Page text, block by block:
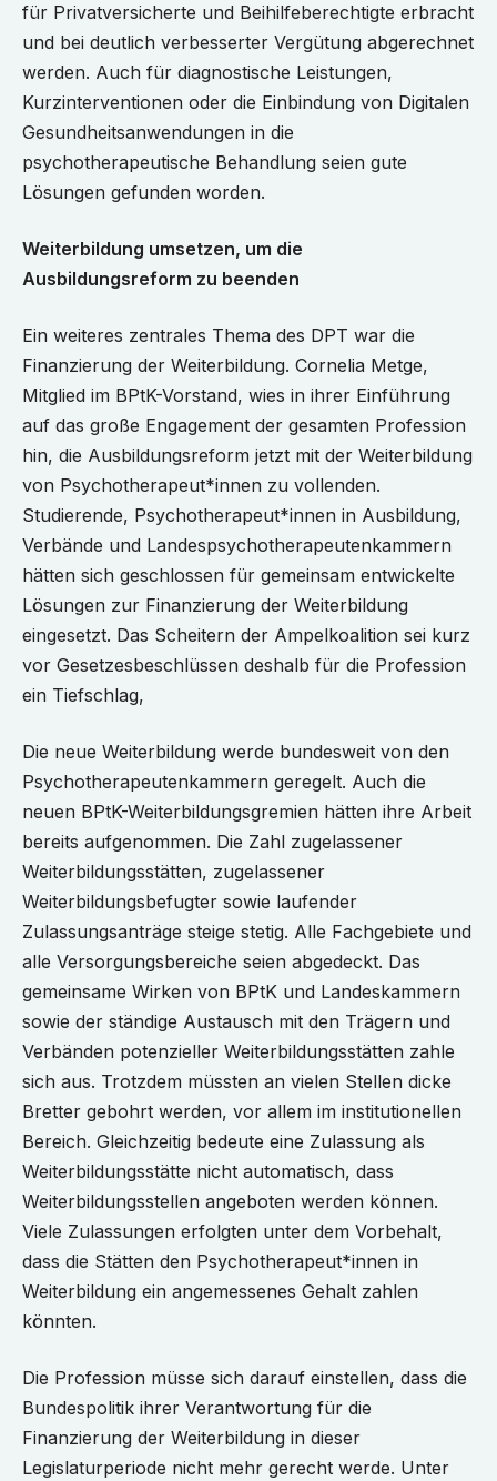
für Privatversicherte und Beihilfeberechtigte erbracht
und bei deutlich verbesserter Vergütung abgerechnet
werden. Auch für diagnostische Leistungen,
Kurzinterventionen oder die Einbindung von Digitalen
Gesundheitsanwendungen in die
psychotherapeutische Behandlung seien gute
Lösungen gefunden worden.
Weiterbildung umsetzen, um die
Ausbildungsreform zu beenden
Ein weiteres zentrales Thema des DPT war die
Finanzierung der Weiterbildung. Cornelia Metge,
Mitglied im BPtK-Vorstand, wies in ihrer Einführung
auf das große Engagement der gesamten Profession
hin, die Ausbildungsreform jetzt mit der Weiterbildung
von Psychotherapeut*innen zu vollenden.
Studierende, Psychotherapeut*innen in Ausbildung,
Verbände und Landespsychotherapeutenkammern
hätten sich geschlossen für gemeinsam entwickelte
Lösungen zur Finanzierung der Weiterbildung
eingesetzt. Das Scheitern der Ampelkoalition sei kurz
vor Gesetzesbeschlüssen deshalb für die Profession
ein Tiefschlag,
Die neue Weiterbildung werde bundesweit von den
Psychotherapeutenkammern geregelt. Auch die
neuen BPtK-Weiterbildungsgremien hätten ihre Arbeit
bereits aufgenommen. Die Zahl zugelassener
Weiterbildungsstätten, zugelassener
Weiterbildungsbefugter sowie laufender
Zulassungsanträge steige stetig. Alle Fachgebiete und
alle Versorgungsbereiche seien abgedeckt. Das
gemeinsame Wirken von BPtK und Landeskammern
sowie der ständige Austausch mit den Trägern und
Verbänden potenzieller Weiterbildungsstätten zahle
sich aus. Trotzdem müssten an vielen Stellen dicke
Bretter gebohrt werden, vor allem im institutionellen
Bereich. Gleichzeitig bedeute eine Zulassung als
Weiterbildungsstätte nicht automatisch, dass
Weiterbildungsstellen angeboten werden können.
Viele Zulassungen erfolgten unter dem Vorbehalt,
dass die Stätten den Psychotherapeut*innen in
Weiterbildung ein angemessenes Gehalt zahlen
könnten.
Die Profession müsse sich darauf einstellen, dass die
Bundespolitik ihrer Verantwortung für die
Finanzierung der Weiterbildung in dieser
Legislaturperiode nicht mehr gerecht werde. Unter